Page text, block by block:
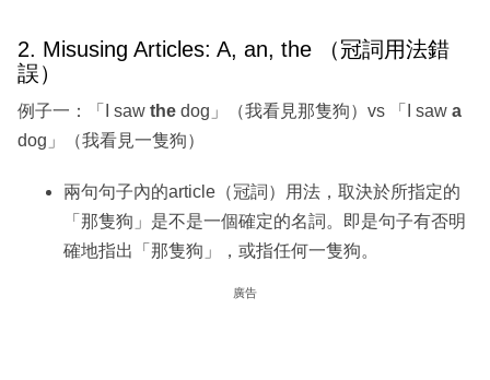
2. Misusing Articles: A, an, the （冠詞用法錯
誤）
例子一：「I saw the dog」（我看見那隻狗）vs 「I saw a
dog」（我看見一隻狗）
兩句句子內的article（冠詞）用法，取決於所指定的
「那隻狗」是不是一個確定的名詞。即是句子有否明
確地指出「那隻狗」，或指任何一隻狗。
廣告